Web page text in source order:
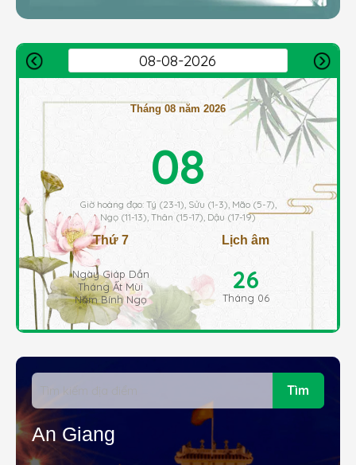
Tháng 08 năm 2026
08
Giờ hoàng đạo: Tý (23-1), Sửu (1-3), Mão (5-7),
Ngọ (11-13), Thân (15-17), Dậu (17-19)
Thứ 7
Ngày Giáp Dần
Tháng Ất Mùi
Năm Bính Ngọ
Lịch âm
26
Tháng 06
Tìm
An Giang